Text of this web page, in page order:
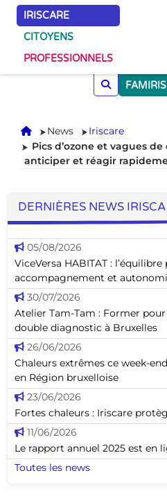
IRISCARE
CITOYENS
PROFESSIONNELS
FAMIRIS
Accueil
News
Iriscare
Pics d’ozone et vagues
anticiper et réagir
DERNIÈRES NEWS
05/08/2026
ViceVersa HABITAT :
accompagnement et
30/07/2026
Atelier Tam-Tam : Former
double diagnostic à Bruxelles
26/06/2026
Chaleurs extrêmes ce week-
en Région bruxelloise
23/06/2026
Fortes chaleurs : Iriscare
11/06/2026
Le rapport annuel 2025 est en
Toutes les news